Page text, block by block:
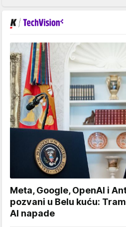
Meta, Google, OpenAI i
pozvani u Belu kuću:
AI napade